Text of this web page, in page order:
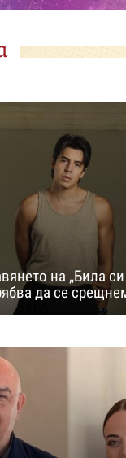
на „Била
да се